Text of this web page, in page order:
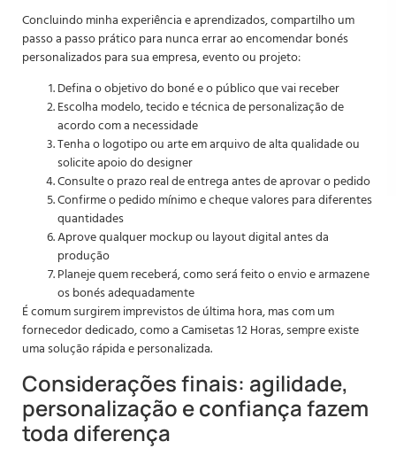
Concluindo minha experiência e aprendizados, compartilho um
passo a passo prático para nunca errar ao encomendar bonés
personalizados para sua empresa, evento ou projeto:
Defina o objetivo do boné e o público que vai receber
Escolha modelo, tecido e técnica de personalização de
acordo com a necessidade
Tenha o logotipo ou arte em arquivo de alta qualidade ou
solicite apoio do designer
Consulte o prazo real de entrega antes de aprovar o pedido
Confirme o pedido mínimo e cheque valores para diferentes
quantidades
Aprove qualquer mockup ou layout digital antes da
produção
Planeje quem receberá, como será feito o envio e armazene
os bonés adequadamente
É comum surgirem imprevistos de última hora, mas com um
fornecedor dedicado, como a Camisetas 12 Horas, sempre existe
uma solução rápida e personalizada.
Considerações finais: agilidade,
personalização e confiança fazem
toda diferença